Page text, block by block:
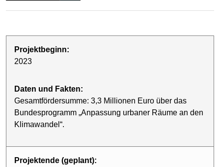
Projektbeginn:
2023
Daten und Fakten:
Gesamtfördersumme: 3,3 Millionen Euro über das
Bundesprogramm „Anpassung urbaner Räume an den
Klimawandel“.
Projektende (geplant):